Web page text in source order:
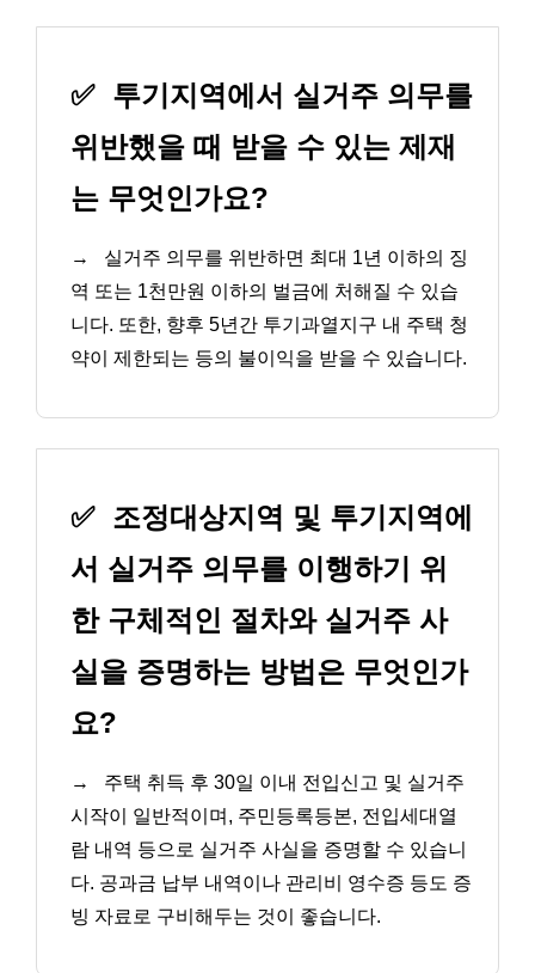
✅ 투기지역에서 실거주 의무를
위반했을 때 받을 수 있는 제재
는 무엇인가요?
→
실거주 의무를 위반하면 최대 1년 이하의 징
역 또는 1천만원 이하의 벌금에 처해질 수 있습
니다. 또한, 향후 5년간 투기과열지구 내 주택 청
약이 제한되는 등의 불이익을 받을 수 있습니다.
✅ 조정대상지역 및 투기지역에
서 실거주 의무를 이행하기 위
한 구체적인 절차와 실거주 사
실을 증명하는 방법은 무엇인가
요?
→
주택 취득 후 30일 이내 전입신고 및 실거주
시작이 일반적이며, 주민등록등본, 전입세대열
람 내역 등으로 실거주 사실을 증명할 수 있습니
다. 공과금 납부 내역이나 관리비 영수증 등도 증
빙 자료로 구비해두는 것이 좋습니다.